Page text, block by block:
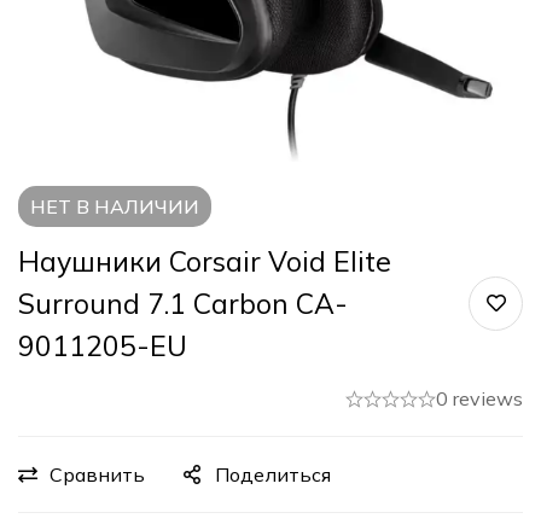
НЕТ В НАЛИЧИИ
Наушники Corsair Void Elite
Surround 7.1 Carbon CA-
9011205-EU
0 reviews
Сравнить Поделиться